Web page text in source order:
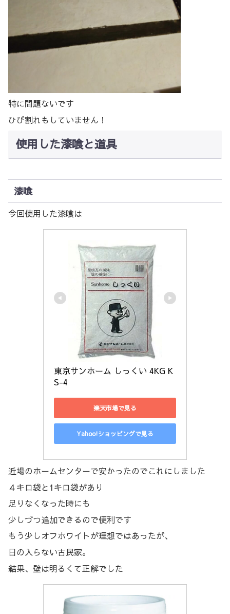
特に問題ないです
ひび割れもしていません！
使用した漆喰と道具
漆喰
今回使用した漆喰は
東京サンホーム しっくい 4KG K
S-4
楽天市場で見る
Yahoo!ショッピングで見る
近場のホームセンターで安かったのでこれにしました
４キロ袋と1キロ袋があり
足りなくなった時にも
少しづつ追加できるので便利です
もう少しオフホワイトが理想ではあったが、
日の入らない古民家。
結果、壁は明るくて正解でした